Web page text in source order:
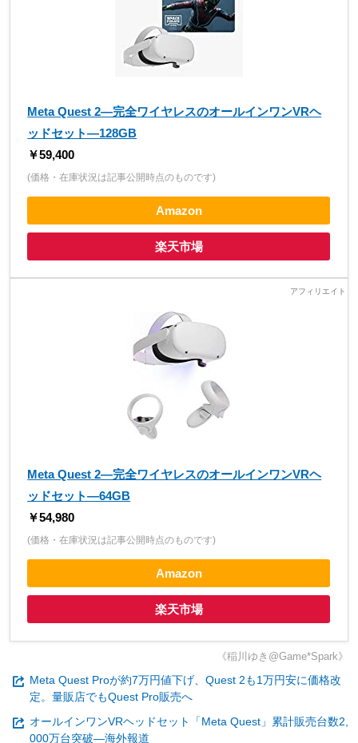
Meta Quest 2—完全ワイヤレスのオールインワンVRヘ
ッドセット—128GB
￥59,400
(価格・在庫状況は記事公開時点のものです)
Amazon
楽天市場
Meta Quest 2—完全ワイヤレスのオールインワンVRヘ
ッドセット—64GB
￥54,980
(価格・在庫状況は記事公開時点のものです)
Amazon
楽天市場
《稲川ゆき@Game*Spark》
Meta Quest Proが約7万円値下げ、Quest 2も1万円安に価格改
定。量販店でもQuest Pro販売へ
オールインワンVRヘッドセット「Meta Quest」累計販売台数2,
000万台突破―海外報道